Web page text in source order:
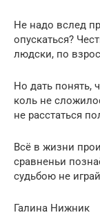
Не надо вслед
опускаться?
людски, по
Но дать понять,
коль не
не расстаться
Всё в жизни
сравненьи
судьбою не
Галина Нижник